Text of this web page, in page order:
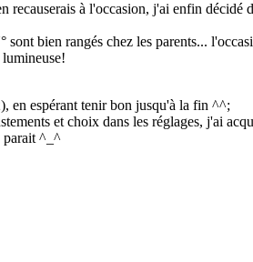
recauserais à l'occasion, j'ai enfin décidé
sont bien rangés chez les parents...
en espérant tenir bon jusqu'à la fin ^^;
et choix dans les réglages, j'ai
parait ^_^